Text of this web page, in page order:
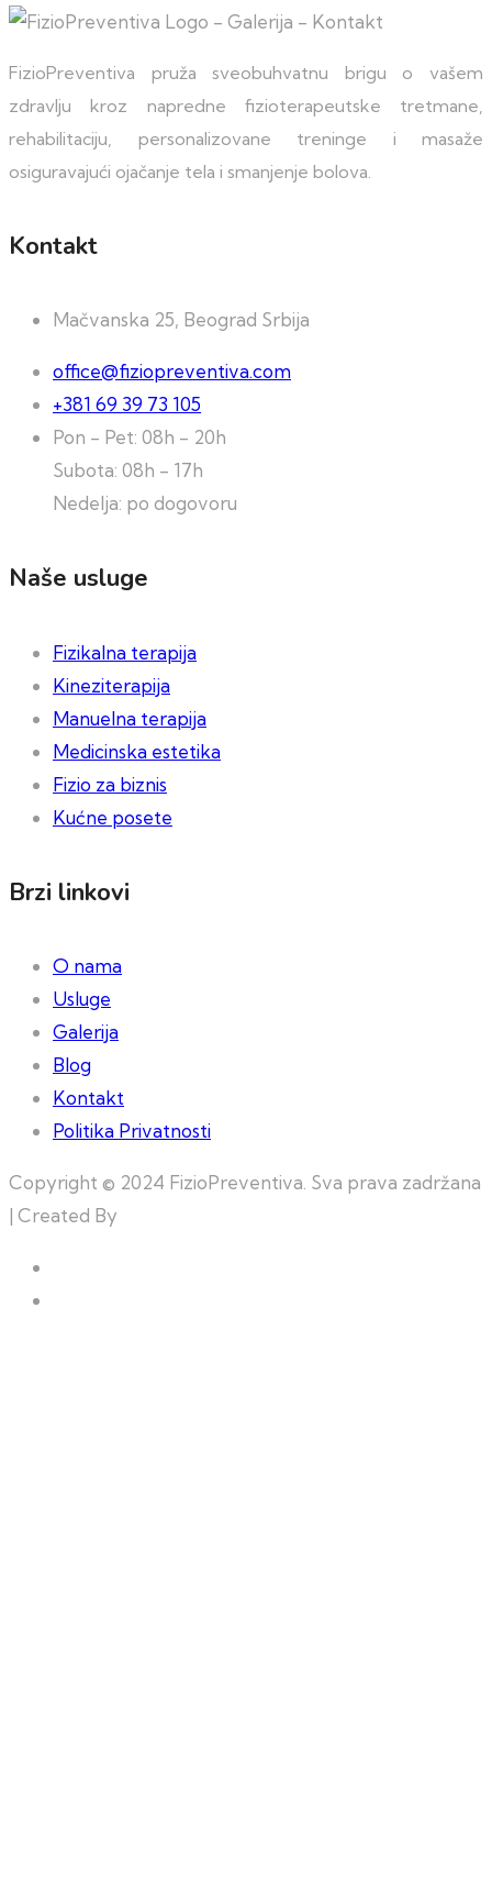
FizioPreventiva pruža sveobuhvatnu brigu o vašem
zdravlju kroz napredne fizioterapeutske tretmane,
rehabilitaciju, personalizovane treninge i masaže
osiguravajući ojačanje tela i smanjenje bolova.
Kontakt
Mačvanska 25, Beograd Srbija
office@fiziopreventiva.com
+381 69 39 73 105
Pon - Pet: 08h - 20h
Subota: 08h - 17h
Nedelja: po dogovoru
Naše usluge
Fizikalna terapija
Kineziterapija
Manuelna terapija
Medicinska estetika
Fizio za biznis
Kućne posete
Brzi linkovi
O nama
Usluge
Galerija
Blog
Kontakt
Politika Privatnosti
Copyright © 2024 FizioPreventiva. Sva prava zadržana
| Created By